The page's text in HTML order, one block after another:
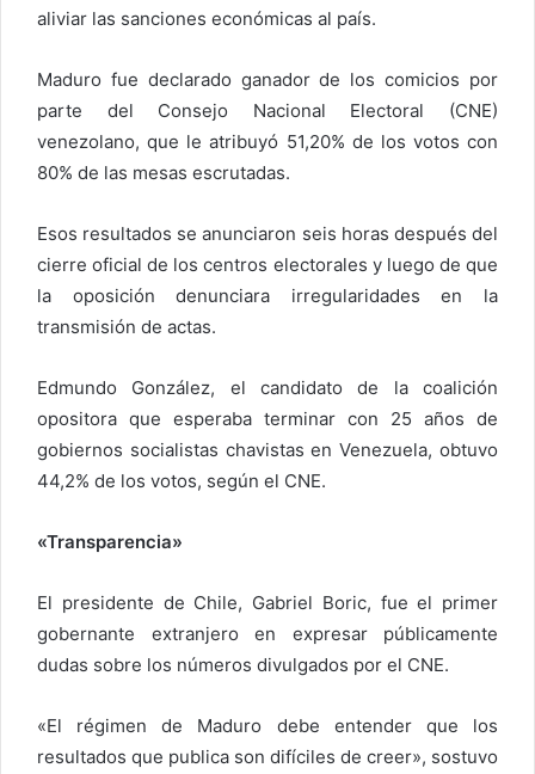
aliviar las sanciones económicas al país.
Maduro fue declarado ganador de los comicios por
parte del Consejo Nacional Electoral (CNE)
venezolano, que le atribuyó 51,20% de los votos con
80% de las mesas escrutadas.
Esos resultados se anunciaron seis horas después del
cierre oficial de los centros electorales y luego de que
la oposición denunciara irregularidades en la
transmisión de actas.
Edmundo González, el candidato de la coalición
opositora que esperaba terminar con 25 años de
gobiernos socialistas chavistas en Venezuela, obtuvo
44,2% de los votos, según el CNE.
«Transparencia»
El presidente de Chile, Gabriel Boric, fue el primer
gobernante extranjero en expresar públicamente
dudas sobre los números divulgados por el CNE.
«El régimen de Maduro debe entender que los
resultados que publica son difíciles de creer», sostuvo